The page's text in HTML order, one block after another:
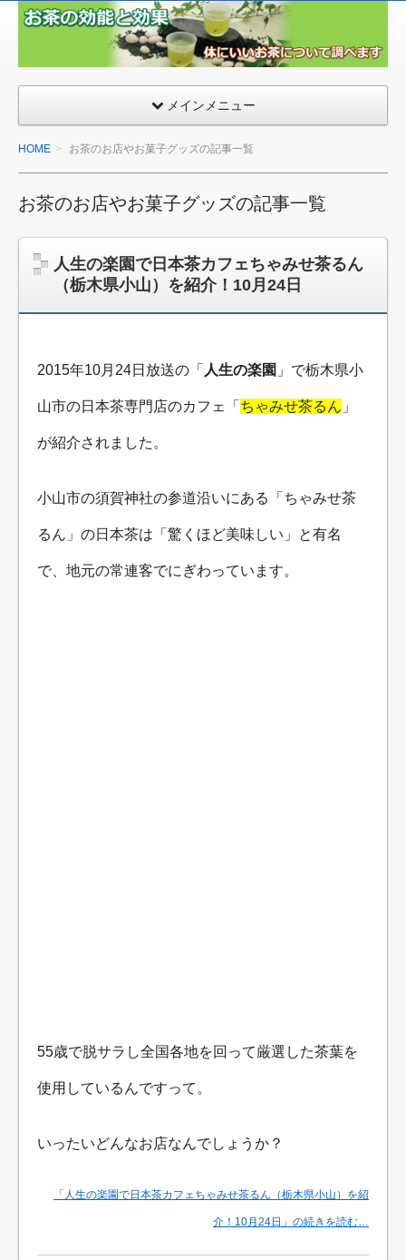
お茶
メインメニュー
HOME お茶のお店やお菓子グッズの記事一覧
お茶のお店やお菓子グッズの記事一覧
人生の楽園で日本茶カフェちゃみせ茶るん
（栃木県小山）を紹介！10月24日
2015年10月24日放送の「 人生の楽園 」で栃木県小
山市の日本茶専門店のカフェ「 ちゃみせ茶るん 」
が紹介されました。
小山市の須賀神社の参道沿いにある「ちゃみせ茶
るん」の日本茶は「驚くほど美味しい」と有名
で、地元の常連客でにぎわっています。
55歳で脱サラし全国各地を回って厳選した茶葉を
使用しているんですって。
いったいどんなお店なんでしょうか？
「人生の楽園で日本茶カフェちゃみせ茶るん（栃木県小山）を紹
介！10月24日」の続きを読む…